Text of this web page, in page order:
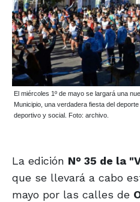
El miércoles 1º de mayo se largará una
Municipio, una verdadera fiesta del
deportivo y social. Foto: archivo.
La edición N° 35 de la
que se llevará a cabo
mayo por las calles de